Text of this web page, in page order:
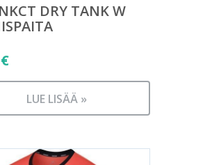
DRY TANK W
€
LUE LISÄÄ »